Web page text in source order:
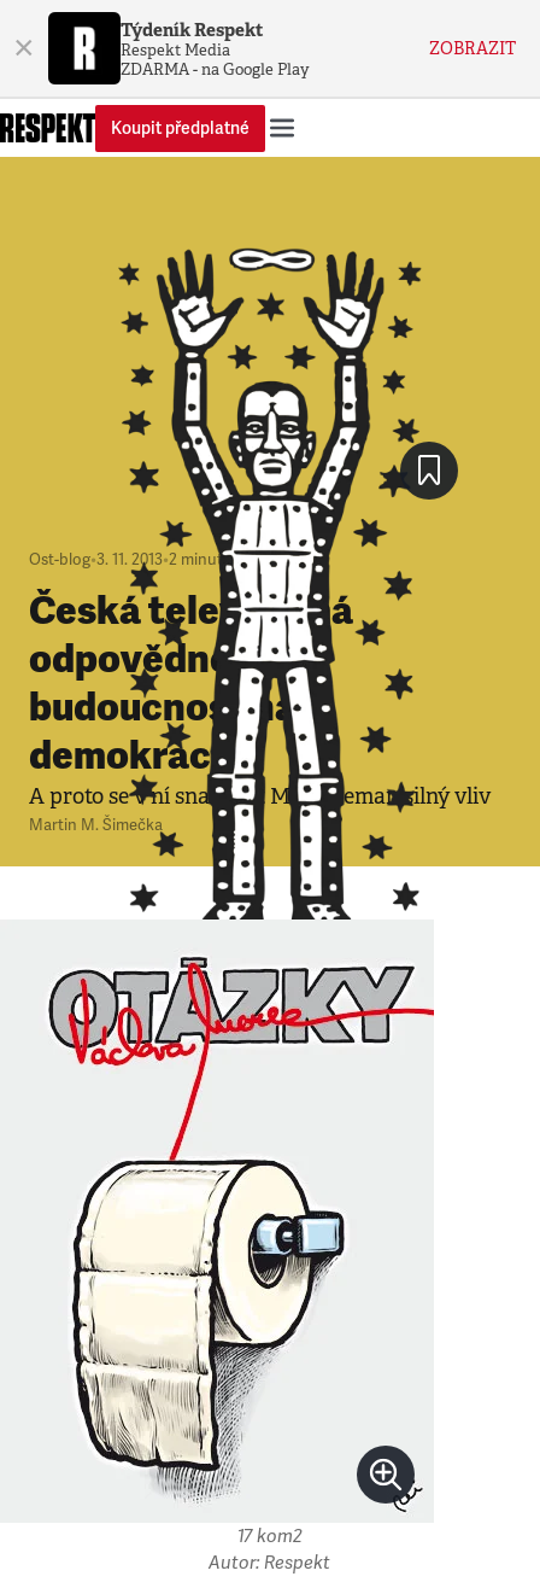
× Týdeník Respekt
Respekt Media
ZDARMA - na Google Play
ZOBRAZIT
Koupit předplatné
Ost-blog•3. 11. 2013•2 minuty
Česká televize má
odpovědnost za
budoucnost naší
demokracie
A proto se v ní snaží mít Miloš Zeman silný vliv
Martin M. Šimečka
17 kom2
Autor: Respekt